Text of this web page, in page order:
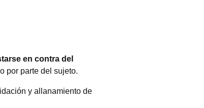
en contra del
por parte del sujeto.
y allanamiento de